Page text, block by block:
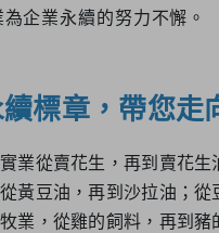
企業永續的努力不懈。
標章，帶您走
業從賣花生，再到賣花生
黃豆油，再到沙拉油；從
業，從雞的飼料，再到豬